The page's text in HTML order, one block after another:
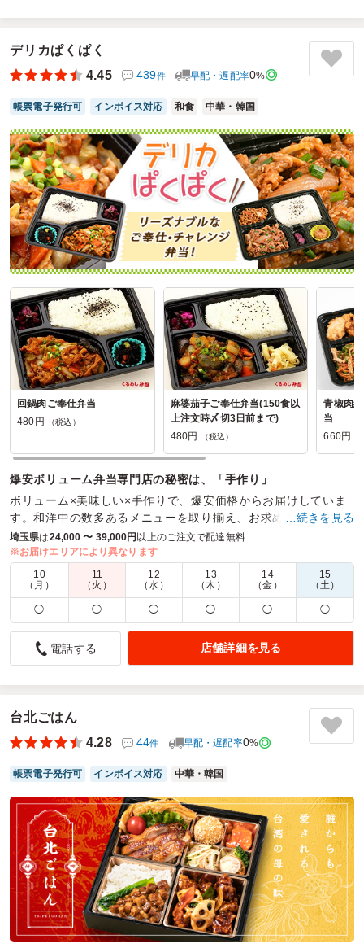
に配達していただき、問題ありませんでした。
すいと好評でした。量もちょうど良く満足できました。次回
は他のお弁当も頼んでみたいと思いました。
参加者の年齢：40代～50代男女比：男女混合
埼玉県越谷市小曽川2025/07/15
中華の匠の口コミをもっと見る
デリカぱくぱく
4.45
439件 早配・遅配率0%
帳票電子発行可 インボイス対応 和食 中華・韓国
回鍋肉ご奉仕弁当
480円
（税込）
麻婆茄子ご奉仕弁当(150食以
上注文時〆切3日前まで)
480円
（税込）
青椒肉
当
660円
爆安ボリューム弁当専門店の秘密は、「手作り」
ボリューム×美味しい×手作りで、爆安価格からお届けしていま
す。和洋中の数多あるメニューを取り揃え、お求めやすい価格
のラインナップ。大量発注も喜んでお受けいたします。
商品数： 27 締切日時： 1日前14:00 価格帯： 480円～660円
配達時間：
8:30～21:00
コストパフォーマンスでは一番
5.0 コールドスエット
くるめし弁当で探して、、初めてこちらのデリカぱくぱく
で、私が毎年開催しているスーパーアメリカンガレージ朝霞
のお店が５店舗くらいあったのですが、最終的にこちらのデ
リカぱくぱくで決定しました。決め手は安くて、オプション
でおかずを増やせること。それでもお茶付きで八百円しない
ことでした。来年も注文します。
ご利用シーン：－
参加者の年齢：－男女比：－
埼玉県朝霞市膝折2026/04/07
デリカぱくぱくの口コミをもっと見る
…続きを見る
埼玉県は24,000 〜 39,000円 以上のご注文で配達無料
※お届けエリアにより異なります
10
（月）
11
（火）
12
（水）
13
（木）
14
（金）
15
（土）
◯ ◯ ◯ ◯ ◯ ◯
電話する 店舗詳細を見る
台北ごはん
4.28
44件 早配・遅配率0%
帳票電子発行可 インボイス対応 中華・韓国